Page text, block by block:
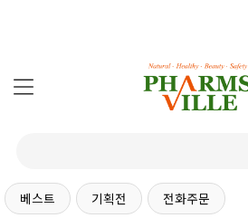
베스트 기획전 전화주문